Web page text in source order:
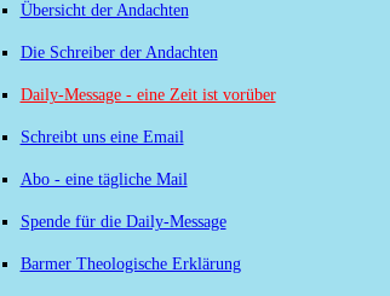
Übersicht der Andachten
Die Schreiber der Andachten
Daily-Message - eine Zeit ist vorüber
Schreibt uns eine Email
Abo - eine tägliche Mail
Spende für die Daily-Message
Barmer Theologische Erklärung